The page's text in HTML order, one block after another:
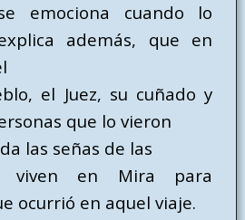
emociona cuando lo
además, que en
el Juez, su cuñado y
que lo vieron
las señas de las
viven en Mira para
ocurrió en aquel viaje.